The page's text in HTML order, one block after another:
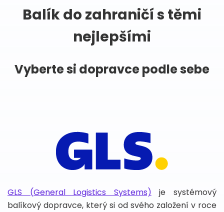
Balík do zahraničí s těmi
nejlepšími
Vyberte si dopravce podle sebe
GLS (General Logistics Systems) je systémový
balíkový dopravce, který si od svého založení v roce